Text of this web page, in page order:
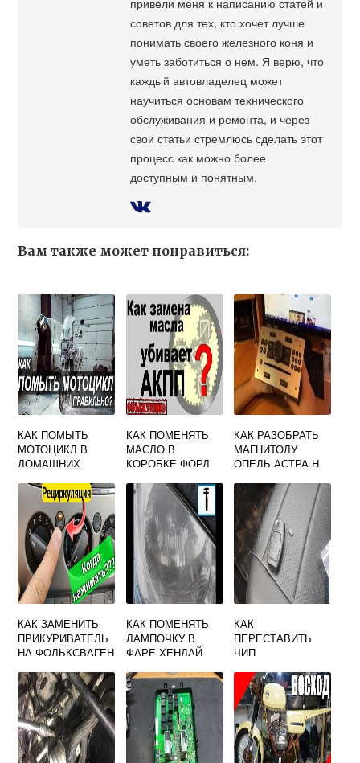
советов для тех, кто хочет лучше
понимать своего железного коня и
уметь заботиться о нем. Я верю, что
каждый автовладелец может
научиться основам технического
обслуживания и ремонта, и через
свои статьи стремлюсь сделать этот
процесс как можно более
доступным и понятным.
Вам также может понравиться:
КАК ПОМЫТЬ
МОТОЦИКЛ В
ДОМАШНИХ
КАК ПОМЕНЯТЬ
МАСЛО В
КОРОБКЕ ФОРД
МЕХАНИКА
КАК РАЗОБРАТЬ
МАГНИТОЛУ
ОПЕЛЬ АСТРА H
КАК ЗАМЕНИТЬ
ПРИКУРИВАТЕЛЬ
НА ФОЛЬКСВАГЕН
КАК ПОМЕНЯТЬ
ЛАМПОЧКУ В
ФАРЕ ХЕНДАЙ
КАК
ПЕРЕСТАВИТЬ
ЧИП
ИЗ РОДНОГО
КЛЮЧА В
ДУБЛИКАТ ФОРД
ФОКУС 2